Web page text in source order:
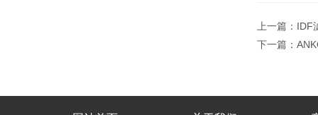
上一篇： IDF
下一篇：